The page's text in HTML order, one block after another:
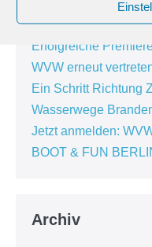
Ostdeutschland
Hennigsdorf
Erfolgreiche
WVW erneut
Ein Schritt Richtung
Wasserwege
Jetzt anmelden:
BOOT & FUN
Archiv